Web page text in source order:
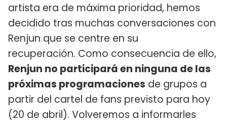
artista era de máxima prioridad, hemos
decidido tras muchas conversaciones con
Renjun que se centre en su
recuperación. Como consecuencia de ello,
Renjun no participará en ninguna de las
próximas programaciones de grupos a
partir del cartel de fans previsto para hoy
(20 de abril). Volveremos a informarles